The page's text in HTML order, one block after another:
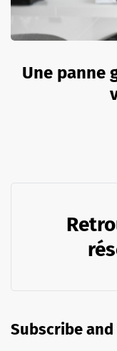
Une panne
Subscribe